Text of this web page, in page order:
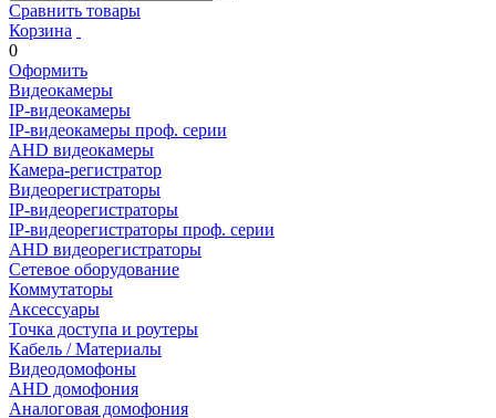
Сравнить товары
Корзина
0
Оформить
Видеокамеры
IP-видеокамеры
IP-видеокамеры проф. серии
AHD видеокамеры
Камера-регистратор
Видеорегистраторы
IP-видеорегистраторы
IP-видеорегистраторы проф. серии
AHD видеорегистраторы
Сетевое оборудование
Коммутаторы
Аксессуары
Точка доступа и роутеры
Кабель / Материалы
Видеодомофоны
AHD домофония
Аналоговая домофония